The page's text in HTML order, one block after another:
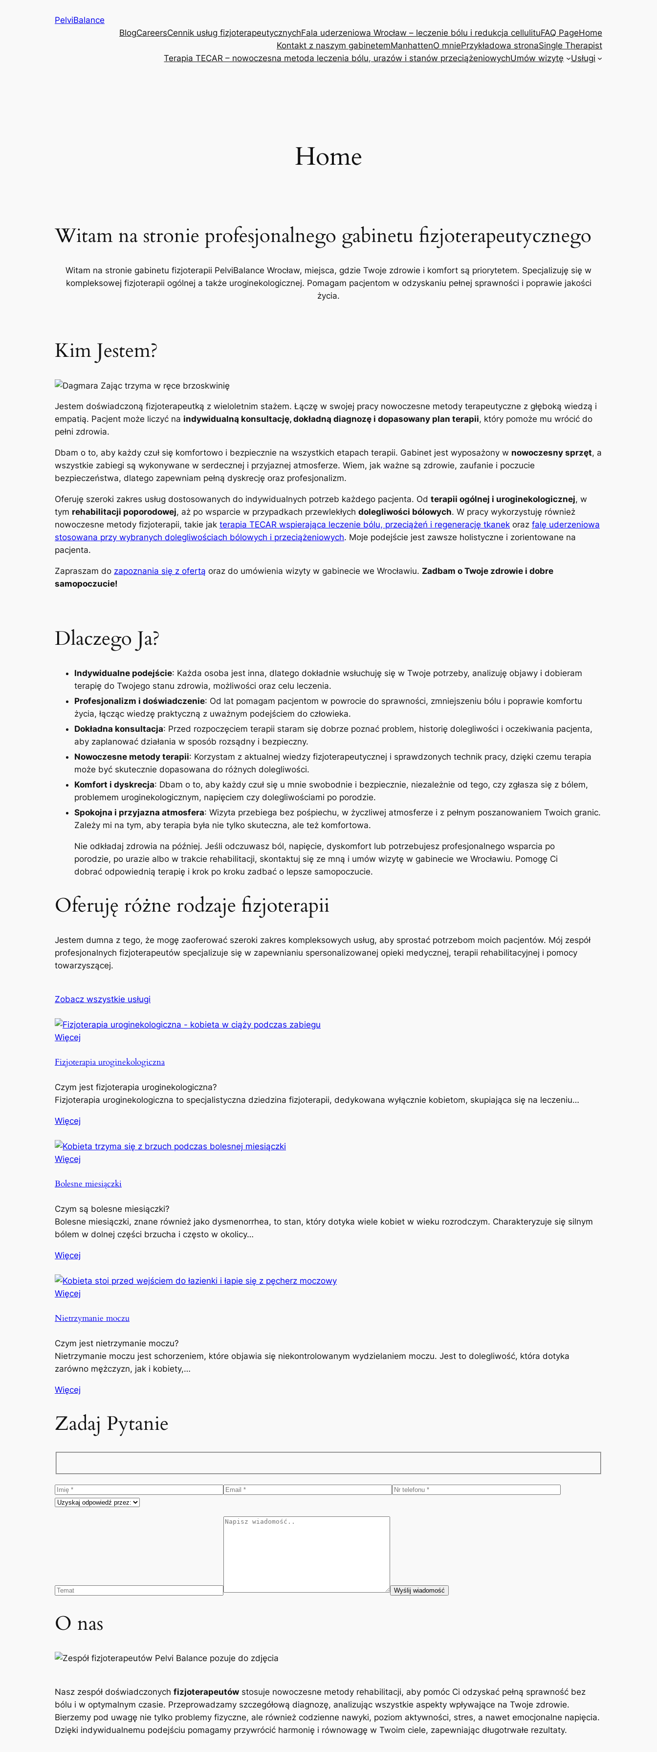
PelviBalance
BlogCareersCennik usług fizjoterapeutycznychFala uderzeniowa Wrocław – leczenie bólu i redukcja cellulituFAQ PageHome
Kontakt z naszym gabinetemManhattenO mniePrzykładowa stronaSingle Therapist
Terapia TECAR – nowoczesna metoda leczenia bólu, urazów i stanów przeciążeniowychUmów wizytę Usługi
Home
Witam na stronie profesjonalnego gabinetu fizjoterapeutycznego
Witam na stronie gabinetu fizjoterapii PelviBalance Wrocław, miejsca, gdzie Twoje zdrowie i komfort są priorytetem. Specjalizuję się w
kompleksowej fizjoterapii ogólnej a także uroginekologicznej. Pomagam pacjentom w odzyskaniu pełnej sprawności i poprawie jakości
życia.
Kim Jestem?
Jestem doświadczoną fizjoterapeutką z wieloletnim stażem. Łączę w swojej pracy nowoczesne metody terapeutyczne z głęboką wiedzą i
empatią. Pacjent może liczyć na indywidualną konsultację, dokładną diagnozę i dopasowany plan terapii, który pomoże mu wrócić do
pełni zdrowia.
Dbam o to, aby każdy czuł się komfortowo i bezpiecznie na wszystkich etapach terapii. Gabinet jest wyposażony w nowoczesny sprzęt, a
wszystkie zabiegi są wykonywane w serdecznej i przyjaznej atmosferze. Wiem, jak ważne są zdrowie, zaufanie i poczucie
bezpieczeństwa, dlatego zapewniam pełną dyskrecję oraz profesjonalizm.
Oferuję szeroki zakres usług dostosowanych do indywidualnych potrzeb każdego pacjenta. Od terapii ogólnej i uroginekologicznej, w
tym rehabilitacji poporodowej, aż po wsparcie w przypadkach przewlekłych dolegliwości bólowych. W pracy wykorzystuję również
nowoczesne metody fizjoterapii, takie jak terapia TECAR wspierająca leczenie bólu, przeciążeń i regenerację tkanek oraz falę uderzeniowa
stosowana przy wybranych dolegliwościach bólowych i przeciążeniowych. Moje podejście jest zawsze holistyczne i zorientowane na
pacjenta.
Zapraszam do zapoznania się z ofertą oraz do umówienia wizyty w gabinecie we Wrocławiu. Zadbam o Twoje zdrowie i dobre
samopoczucie!
Dlaczego Ja?
Indywidualne podejście: Każda osoba jest inna, dlatego dokładnie wsłuchuję się w Twoje potrzeby, analizuję objawy i dobieram
terapię do Twojego stanu zdrowia, możliwości oraz celu leczenia.
Profesjonalizm i doświadczenie: Od lat pomagam pacjentom w powrocie do sprawności, zmniejszeniu bólu i poprawie komfortu
życia, łącząc wiedzę praktyczną z uważnym podejściem do człowieka.
Dokładna konsultacja: Przed rozpoczęciem terapii staram się dobrze poznać problem, historię dolegliwości i oczekiwania pacjenta,
aby zaplanować działania w sposób rozsądny i bezpieczny.
Nowoczesne metody terapii: Korzystam z aktualnej wiedzy fizjoterapeutycznej i sprawdzonych technik pracy, dzięki czemu terapia
może być skutecznie dopasowana do różnych dolegliwości.
Komfort i dyskrecja: Dbam o to, aby każdy czuł się u mnie swobodnie i bezpiecznie, niezależnie od tego, czy zgłasza się z bólem,
problemem uroginekologicznym, napięciem czy dolegliwościami po porodzie.
Spokojna i przyjazna atmosfera: Wizyta przebiega bez pośpiechu, w życzliwej atmosferze i z pełnym poszanowaniem Twoich granic.
Zależy mi na tym, aby terapia była nie tylko skuteczna, ale też komfortowa.
Nie odkładaj zdrowia na później. Jeśli odczuwasz ból, napięcie, dyskomfort lub potrzebujesz profesjonalnego wsparcia po
porodzie, po urazie albo w trakcie rehabilitacji, skontaktuj się ze mną i umów wizytę w gabinecie we Wrocławiu. Pomogę Ci
dobrać odpowiednią terapię i krok po kroku zadbać o lepsze samopoczucie.
Oferuję różne rodzaje fizjoterapii
Jestem dumna z tego, że mogę zaoferować szeroki zakres kompleksowych usług, aby sprostać potrzebom moich pacjentów. Mój zespół
profesjonalnych fizjoterapeutów specjalizuje się w zapewnianiu spersonalizowanej opieki medycznej, terapii rehabilitacyjnej i pomocy
towarzyszącej.
Zobacz wszystkie usługi
Więcej
Fizjoterapia uroginekologiczna
Czym jest fizjoterapia uroginekologiczna?
Fizjoterapia uroginekologiczna to specjalistyczna dziedzina fizjoterapii, dedykowana wyłącznie kobietom, skupiająca się na leczeniu…
Więcej
Więcej
Bolesne miesiączki
Czym są bolesne miesiączki?
Bolesne miesiączki, znane również jako dysmenorrhea, to stan, który dotyka wiele kobiet w wieku rozrodczym. Charakteryzuje się silnym
bólem w dolnej części brzucha i często w okolicy…
Więcej
Więcej
Nietrzymanie moczu
Czym jest nietrzymanie moczu?
Nietrzymanie moczu jest schorzeniem, które objawia się niekontrolowanym wydzielaniem moczu. Jest to dolegliwość, która dotyka
zarówno mężczyzn, jak i kobiety,…
Więcej
Zadaj Pytanie
O nas
Nasz zespół doświadczonych fizjoterapeutów stosuje nowoczesne metody rehabilitacji, aby pomóc Ci odzyskać pełną sprawność bez
bólu i w optymalnym czasie. Przeprowadzamy szczegółową diagnozę, analizując wszystkie aspekty wpływające na Twoje zdrowie.
Bierzemy pod uwagę nie tylko problemy fizyczne, ale również codzienne nawyki, poziom aktywności, stres, a nawet emocjonalne napięcia.
Dzięki indywidualnemu podejściu pomagamy przywrócić harmonię i równowagę w Twoim ciele, zapewniając długotrwałe rezultaty.